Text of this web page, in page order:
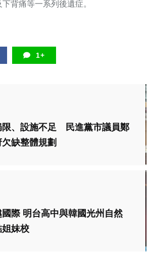
下背痛等一系列後遺症。
1+
限、設施不足 民進黨市議員鄭
缺整體規劃
際 明台高中與韓國光州自然
妹校